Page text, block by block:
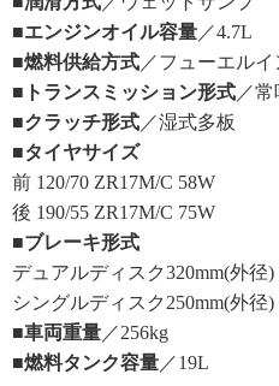
■エンジンオイル容量 ／4.7L
■燃料供給方式 ／フューエル
■トランスミッション形式 ／
■クラッチ形式 ／湿式多板
■タイヤサイズ
前 120/70 ZR17M/C 58W
後 190/55 ZR17M/C 75W
■ブレーキ形式
デュアルディスク320mm(外径)
シングルディスク250mm(外径)
■車両重量 ／256kg
■燃料タンク容量 ／19L